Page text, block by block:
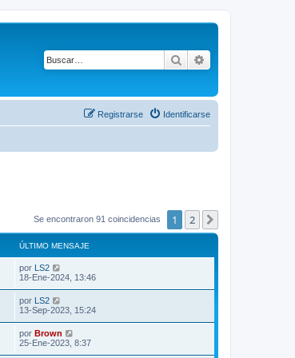
Buscar
Identificarse
Registrarse
Se encontraron 91 coincidencias 1 2
ÚLTIMO MENSAJE
Ú
m
o
m
e
n
s
por LS2
18-Ene-2024, 13:46
Ú
m
o
por LS2
13-Sep-2023, 15:24
Ú
l
por Brown
25-Ene-2023, 8:37